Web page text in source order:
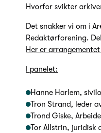
Hvorfor svikter
Det snakker vi om i
Redaktørforening.
Her er
I panelet:
Hanne Harlem,
Tron Strand, leder
Trond Giske,
Tor Allstrin, juridisk